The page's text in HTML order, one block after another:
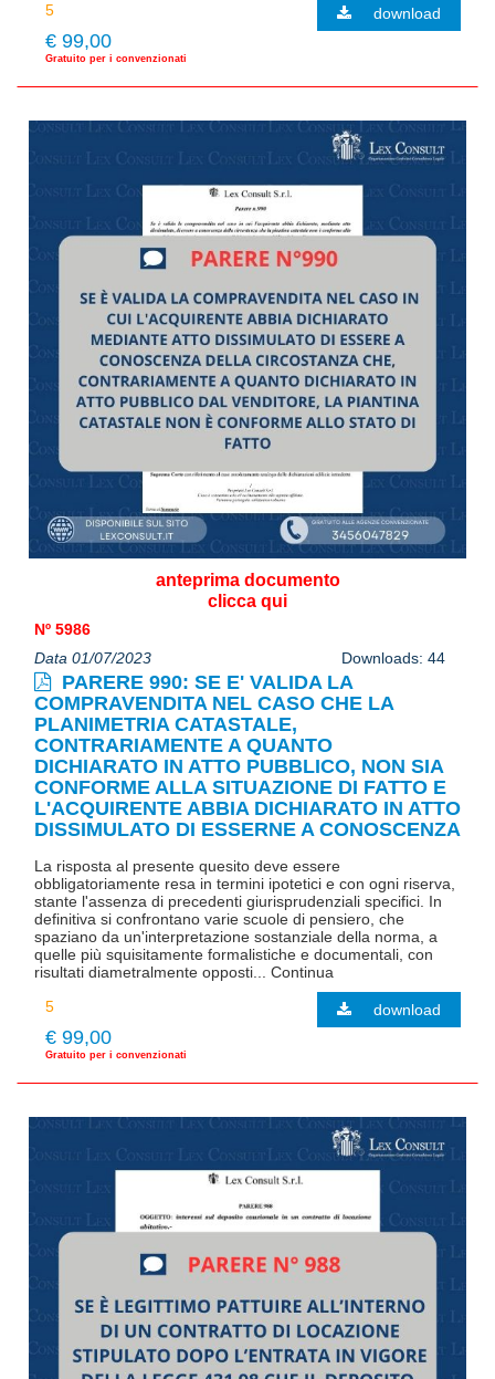
€ 99,00
Gratuito per i convenzionati
download
anteprima documento
clicca qui
Nº 5986
Data 01/07/2023
Downloads: 44
PARERE 990: SE E' VALIDA LA
COMPRAVENDITA NEL CASO CHE LA
PLANIMETRIA CATASTALE,
CONTRARIAMENTE A QUANTO
DICHIARATO IN ATTO PUBBLICO, NON SIA
CONFORME ALLA SITUAZIONE DI FATTO E
L'ACQUIRENTE ABBIA DICHIARATO IN ATTO
DISSIMULATO DI ESSERNE A CONOSCENZA
La risposta al presente quesito deve essere
obbligatoriamente resa in termini ipotetici e con ogni riserva,
stante l'assenza di precedenti giurisprudenziali specifici. In
definitiva si confrontano varie scuole di pensiero, che
spaziano da un'interpretazione sostanziale della norma, a
quelle più squisitamente formalistiche e documentali, con
risultati diametralmente opposti... Continua
€ 99,00
Gratuito per i convenzionati
download